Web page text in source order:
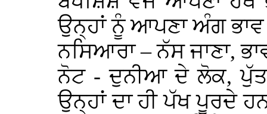
ਉਨ੍ਹਾਂ ਨੂੰ ਆਪਣਾ ਅੰਗ
ਨਸਿਆਰਾ – ਨੱਸ ਜਾਣਾ,
ਨੋਟ - ਦੁਨੀਆ ਦੇ ਲੋਕ,
ਉਨ੍ਹਾਂ ਦਾ ਹੀ ਪੱਖ ਪੂਰਦੇ